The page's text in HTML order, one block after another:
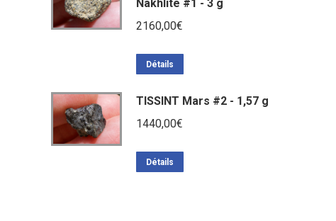
Nakhlite #1 - 3 g
2160,00€
Détails
TISSINT Mars #2 - 1,57 g
1440,00€
Détails